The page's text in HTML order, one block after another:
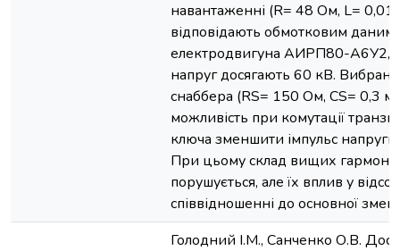
навантаженні (R= 48 Ом, L=
відповідають обмотковим даним
електродвигуна АИРП80-А6У2,
напруг досягають 60 кВ.
снаббера (RS= 150 Ом, CS= 0,3
можливість при комутації
ключа зменшити імпульс
При цьому склад вищих
порушується, але їх вплив у
співвідношенні до основної
Голодний І.М., Санченко О.В.